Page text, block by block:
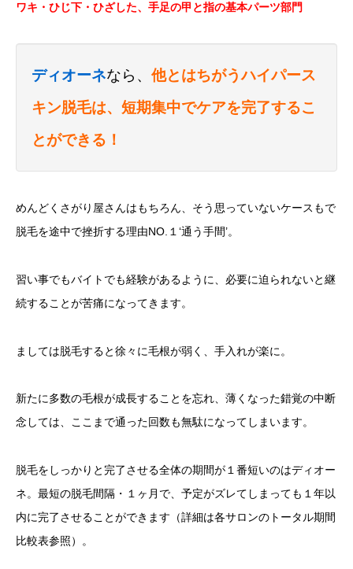
ワキ・ひじ下・ひざした、手足の甲と指の基本パーツ部門
ディオーネなら、 他とはちがうハイパース
キン脱毛は、短期集中でケアを完了するこ
とができる！
めんどくさがり屋さんはもちろん、そう思っていないケースもで
脱毛を途中で挫折する理由NO.１‘通う手間’。
習い事でもバイトでも経験があるように、必要に迫られないと継
続することが苦痛になってきます。
ましては脱毛すると徐々に毛根が弱く、手入れが楽に。
新たに多数の毛根が成長することを忘れ、薄くなった錯覚の中断
念しては、ここまで通った回数も無駄になってしまいます。
脱毛をしっかりと完了させる全体の期間が１番短いのはディオー
ネ。最短の脱毛間隔・１ヶ月で、予定がズレてしまっても１年以
内に完了させることができます（詳細は各サロンのトータル期間
比較表参照）。